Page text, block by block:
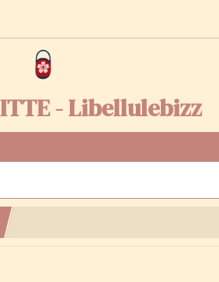
- Libellulebizz